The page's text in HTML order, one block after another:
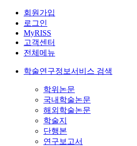
회원가입
로그인
MyRISS
고객센터
전체메뉴
학술연구정보서비스 검색
학위논문
국내학술논문
해외학술논문
학술지
단행본
연구보고서